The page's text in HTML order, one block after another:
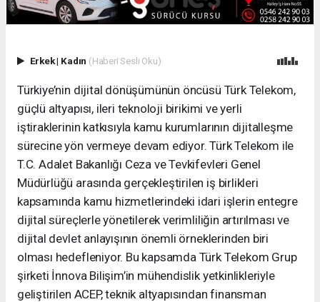
Erkek| Kadın (Haberi Sesli Oku)
Türkiye’nin dijital dönüşümünün öncüsü Türk Telekom,
güçlü altyapısı, ileri teknoloji birikimi ve yerli
iştiraklerinin katkısıyla kamu kurumlarının dijitalleşme
sürecine yön vermeye devam ediyor. Türk Telekom ile
T.C. Adalet Bakanlığı Ceza ve Tevkifevleri Genel
Müdürlüğü arasında gerçekleştirilen iş birlikleri
kapsamında kamu hizmetlerindeki idari işlerin entegre
dijital süreçlerle yönetilerek verimliliğin artırılması ve
dijital devlet anlayışının önemli örneklerinden biri
olması hedefleniyor. Bu kapsamda Türk Telekom Grup
şirketi İnnova Bilişim’in mühendislik yetkinlikleriyle
geliştirilen ACEP, teknik altyapısından finansman